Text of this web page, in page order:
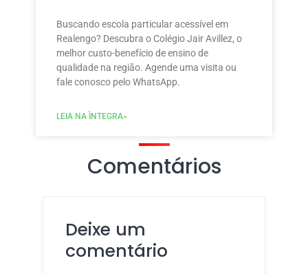
Buscando escola particular acessível em
Realengo? Descubra o Colégio Jair Avillez, o
melhor custo-benefício de ensino de
qualidade na região. Agende uma visita ou
fale conosco pelo WhatsApp.
LEIA NA ÌNTEGRA»
Comentários
Deixe um
comentário